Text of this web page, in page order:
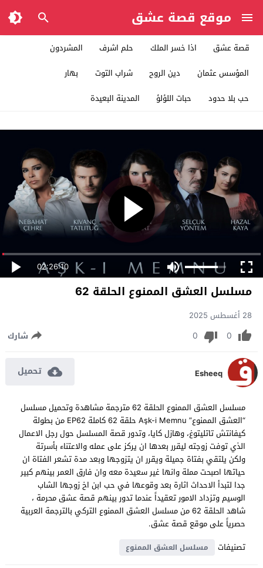
موقع قصة عشق
قصة عشق اذا خسر الملك حلم اشرف
المشردون
المؤسس عثمان
دين الروح شراب التوت
بهار
حب بلا حدود
حبات اللؤلؤ المدينة البعيدة
02:26:10
مسلسل العشق الممنوع الحلقة 62
28 أغسطس 2025
0
0 شارك
Esheeq تحميل
مسلسل العشق الممنوع الحلقة 62 مترجمة مشاهدة وتحميل مسلسل
“العشق الممنوع” Aşk-i Memnu
حلقة 62 كاملة EP62 من بطولة
كيفانتش تاتليتوغ، وهازل كايا، وتدور قصة المسلسل حول رجل الاعمال
الذي توفت زوجته ليقرر بعدها ان يركز على عمله والاعتناء بأسرتة
ولكن يلتقي بفتاة جميلة ويقرر ان يتزوجها وبعد مدة تشعر الفتاة ان
حياتها اصبحت مملة وانها غير سعيدة معه وان فارق العمر بينهم كبير
جدا لتبدأ الاحداث اثارة بعد وقوعها في حب ابن اخ زوجها الشاب
الوسيم وتزداد الامور تعقيداً عندما تدور بينهم قصة عشق محرمة ،
شاهد الحلقة 62 من مسلسل العشق الممنوع التركي بالترجمة العربية
حصرياً على موقع قصة عشق.
تصنيفات
مسلسل العشق الممنوع